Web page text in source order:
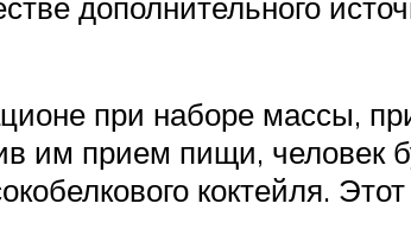
при наборе массы,
им прием пищи, человек
коктейля. Этот